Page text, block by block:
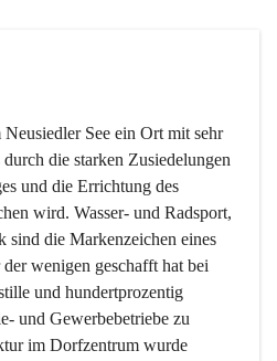
See ein Ort mit sehr
die starken Zusiedelungen
und die Errichtung des
wird. Wasser- und Radsport,
die Markenzeichen eines
wenigen geschafft hat bei
und hundertprozentig
und Gewerbebetriebe zu
im Dorfzentrum wurde